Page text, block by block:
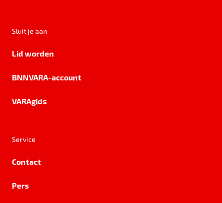
Sluit je aan
Lid worden
BNNVARA-account
VARAgids
Service
Contact
Pers